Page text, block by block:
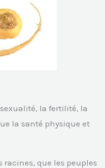
la fertilité, la
la santé physique et
racines, que les peuples